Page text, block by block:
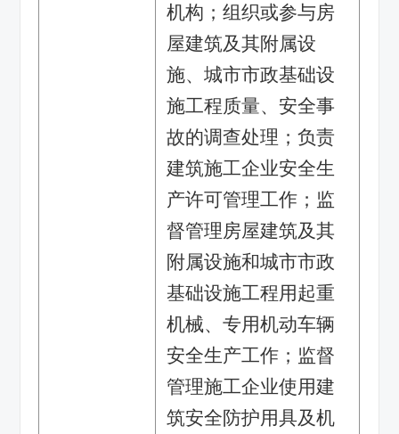
机构；组织或参与房
屋建筑及其附属设
施、城市市政基础设
施工程质量、安全事
故的调查处理；负责
建筑施工企业安全生
产许可管理工作；监
督管理房屋建筑及其
附属设施和城市市政
基础设施工程用起重
机械、专用机动车辆
安全生产工作；监督
管理施工企业使用建
筑安全防护用具及机